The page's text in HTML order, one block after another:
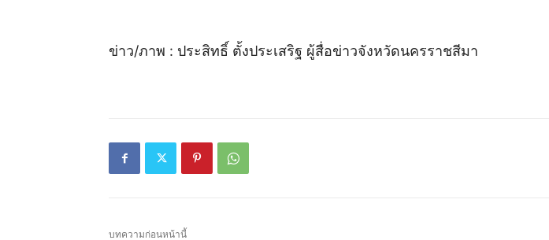
ข่าว/ภาพ : ประสิทธิ์ ตั้งประเสริฐ ผู้สื่อข่าวจังหวัดนครราชสีมา
บทความก่อนหน้านี้